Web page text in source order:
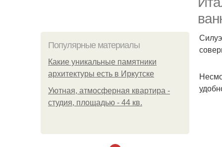
Популярные материалы
Какие уникальные памятники
архитектуры есть в Иркутске
Уютная, атмосферная квартира -
студия, площадью - 44 кв.